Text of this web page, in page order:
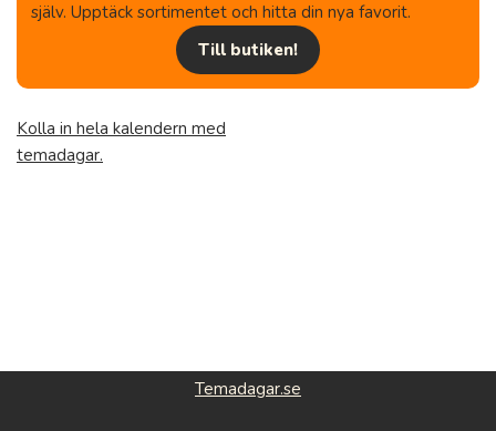
själv. Upptäck sortimentet och hitta din nya favorit.
Till butiken!
Kolla in hela kalendern med
temadagar.
Temadagar.se